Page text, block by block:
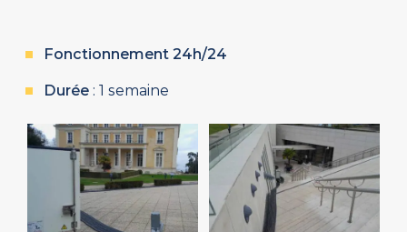
Fonctionnement 24h/24
Durée : 1 semaine